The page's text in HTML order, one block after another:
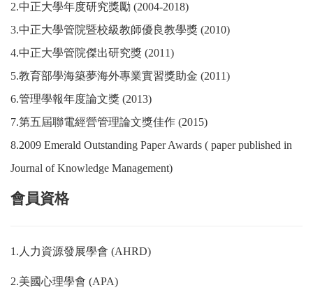
2.中正大學年度研究獎勵 (2004-2018)
3.中正大學管院暨校級教師優良教學獎 (2010)
4.中正大學管院傑出研究獎 (2011)
5.教育部學海築夢海外專業實習獎助金 (2011)
6.管理學報年度論文獎 (2013)
7.第五屆聯電經營管理論文獎佳作 (2015)
8.2009 Emerald Outstanding Paper Awards ( paper published in
Journal of Knowledge Management)
會員資格
1. 人力資源發展學會 (AHRD)
2.美國心理學會 (APA)